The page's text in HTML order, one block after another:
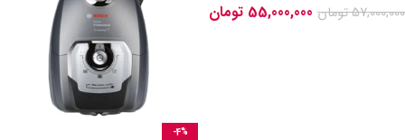
57,000,000تومان 55,000,000 تومان
-4%